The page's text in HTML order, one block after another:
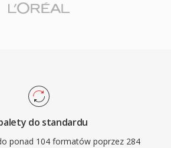
do standardu
ponad 104 formatów poprzez 284